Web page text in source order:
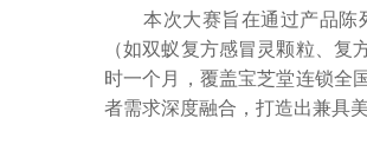
本次大赛旨在通过产品陈列
（如双蚁复方感冒灵颗粒、
时一个月，覆盖宝芝堂连锁全
者需求深度融合，打造出兼具